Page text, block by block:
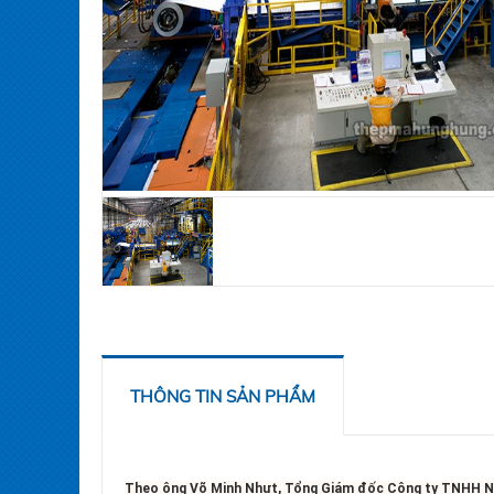
THÔNG TIN SẢN PHẨM
Theo ông Võ Minh Nhựt, Tổng Giám đốc Công ty TNHH